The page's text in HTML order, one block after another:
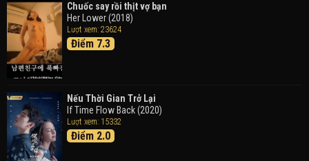
Thám Tử Lừng Danh Conan 26: Tàu Ngầm Sắt Màu
Đen
Detective Conan: Black Iron Submarine (2023)
Trong Tranh
Doraemon the Movie: Nobita's Art World Tales (2025)
Tháng Ngày Tươi Đẹp
Chuốc say rồi thịt vợ bạn
Her Lower (2018)
Lượt xem: 23624
Điểm 7.3
Nếu Thời Gian Trở Lại
If Time Flow Back (2020)
Lượt xem: 15332
Điểm 2.0